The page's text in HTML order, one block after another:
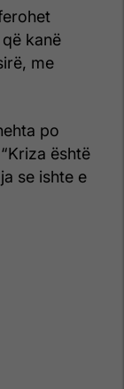
kanë
me
po
është
se ishte e